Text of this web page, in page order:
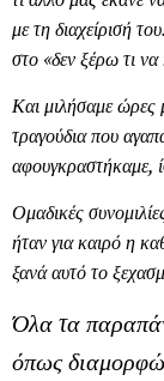
με τη διαχείρισή
στο «δεν ξέρω τι
Και μιλήσαμε ώρες
τραγούδια που
αφουγκραστήκαμε,
Ομαδικές
ήταν για καιρό η
ξανά αυτό το
Όλα τα
όπως